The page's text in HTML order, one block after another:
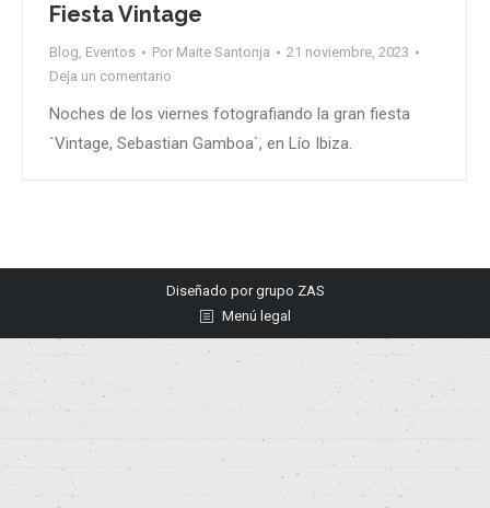
Fiesta Vintage
Blog, Eventos Por Maite Santonja
21 noviembre, 2023
Deja un comentario
Noches de los viernes fotografiando la gran fiesta
`Vintage, Sebastian Gamboa`, en Lío Ibiza.
Diseñado porgrupo ZAS
Menú legal